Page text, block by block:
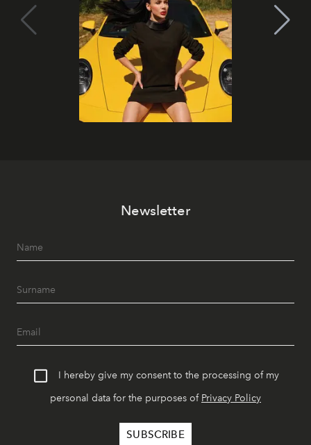
Newsletter
I hereby give my consent to the processing of my
personal data for the purposes of Privacy Policy